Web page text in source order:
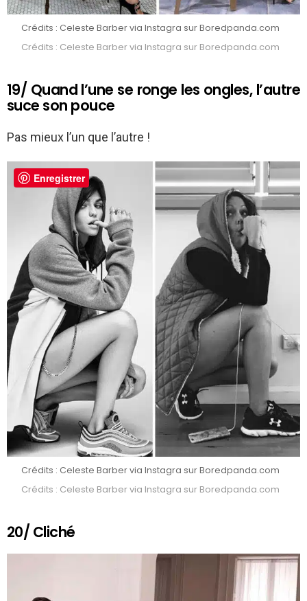
Crédits : Celeste Barber via Instagra sur Boredpanda.com
Crédits : Celeste Barber via Instagra sur Boredpanda.com
19/ Quand l’une se ronge les ongles, l’autre
suce son pouce
Pas mieux l’un que l’autre !
Crédits : Celeste Barber via Instagra sur Boredpanda.com
Crédits : Celeste Barber via Instagra sur Boredpanda.com
20/ Cliché
Enregistrer